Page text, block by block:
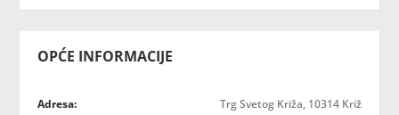
OPĆE INFORMACIJE
Adresa: Trg Svetog Križa, 10314 Križ